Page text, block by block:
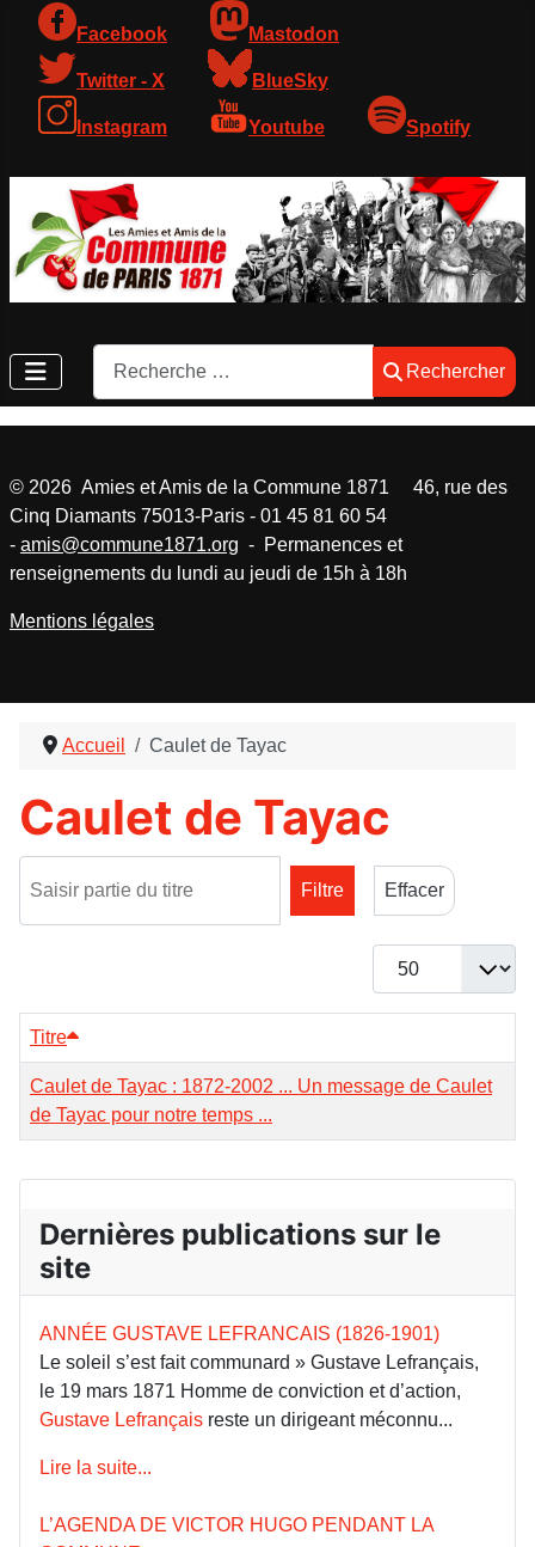
Facebook Mastodon
Twitter - X BlueSky
Instagram Youtube Spotify
Rechercher
Rechercher
Accueil Caulet de Tayac
Caulet de Tayac
Filtre
Effacer
Afficher #
Titre
Caulet de Tayac : 1872-2002 ... Un message de Caulet
de Tayac pour notre temps ...
Dernières publications sur le
site
ANNÉE GUSTAVE LEFRANCAIS (1826-1901)
Le soleil s’est fait communard » Gustave Lefrançais,
le 19 mars 1871 Homme de conviction et d’action,
Gustave Lefrançais reste un dirigeant méconnu...
Lire la suite...
L’AGENDA DE VICTOR HUGO PENDANT LA
© 2026 Amies et Amis de la Commune 1871 46, rue des
Cinq Diamants 75013-Paris - 01 45 81 60 54
- amis@commune1871.org - Permanences et
renseignements du lundi au jeudi de 15h à 18h
Mentions légales